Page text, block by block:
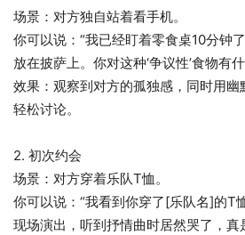
场景：对方独自站着看手机。
你可以说：“我已经盯着零食桌10分钟
放在披萨上。你对这种‘争议性’食物有
效果：观察到对方的孤独感，同时用
轻松讨论。
2. 初次约会
场景：对方穿着乐队T恤。
你可以说：“我看到你穿了[乐队名]的
现场演出，听到抒情曲时居然哭了，真